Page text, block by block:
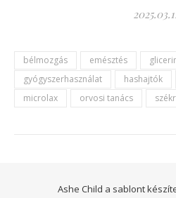
bélmozgás emésztés
gyógyszerhasználat
hashajtók
microlax
orvosi tanács
Ashe Child a sablont